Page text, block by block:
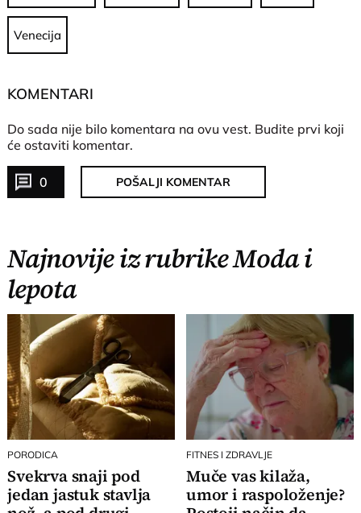
Venecija
KOMENTARI
Do sada nije bilo komentara na ovu vest. Budite prvi koji
će ostaviti komentar.
0 POŠALJI KOMENTAR
Najnovije iz rubrike Moda i
lepota
PORODICA
Svekrva snaji pod
jedan jastuk stavlja
FITNES I ZDRAVLJE
Muče vas kilaža,
umor i raspoloženje?